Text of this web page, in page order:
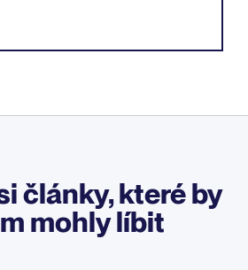
články, které by
mohly líbit